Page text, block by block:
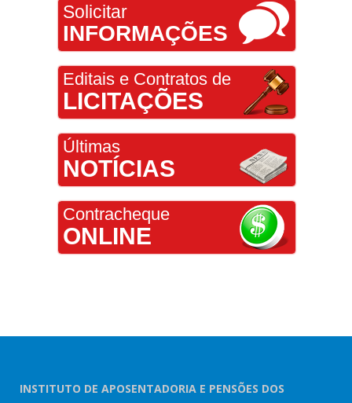
Solicitar
INFORMAÇÕES
Editais e Contratos de
LICITAÇÕES
Últimas
NOTÍCIAS
Contracheque
ONLINE
INSTITUTO DE APOSENTADORIA E PENSÕES DOS